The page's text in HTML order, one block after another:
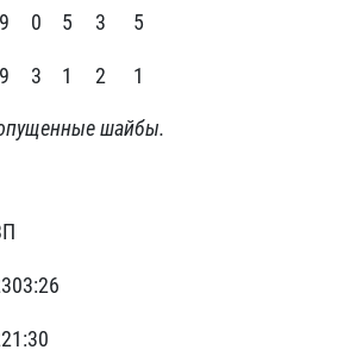
0 5 3 5
3 1 2 1
шайбы.